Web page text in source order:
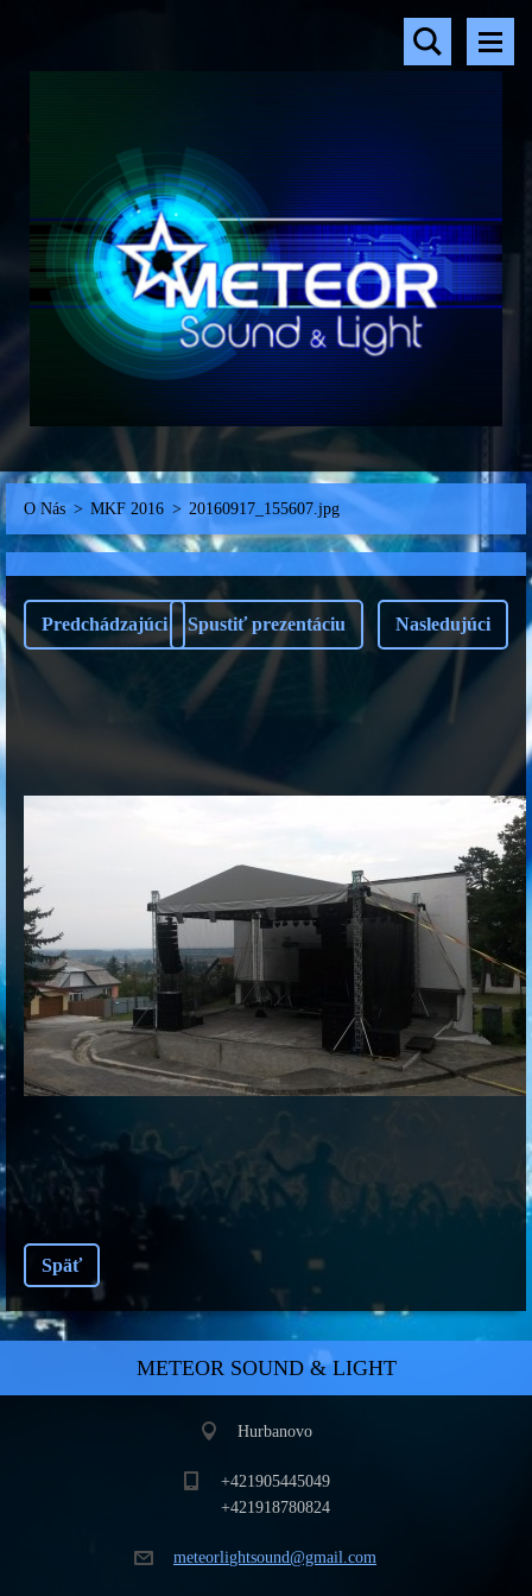
O Nás > MKF 2016 > 20160917_155607.jpg
Predchádzajúci Spustiť prezentáciu Nasledujúci
Späť
METEOR SOUND & LIGHT
Hurbanovo
+421905445049
+421918780824
meteorlightsound@gmail.com